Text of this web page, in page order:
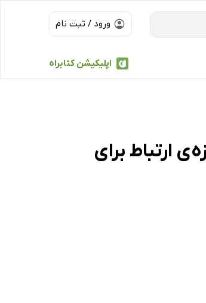
ورود / ثبت نام
اپلیکیشن کتابراه
برای